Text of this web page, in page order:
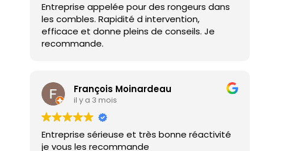
Entreprise appelée pour des rongeurs dans
les combles. Rapidité d intervention,
efficace et donne pleins de conseils. Je
recommande.
François Moinardeau
il y a 3 mois
Entreprise sérieuse et très bonne réactivité
je vous les recommande